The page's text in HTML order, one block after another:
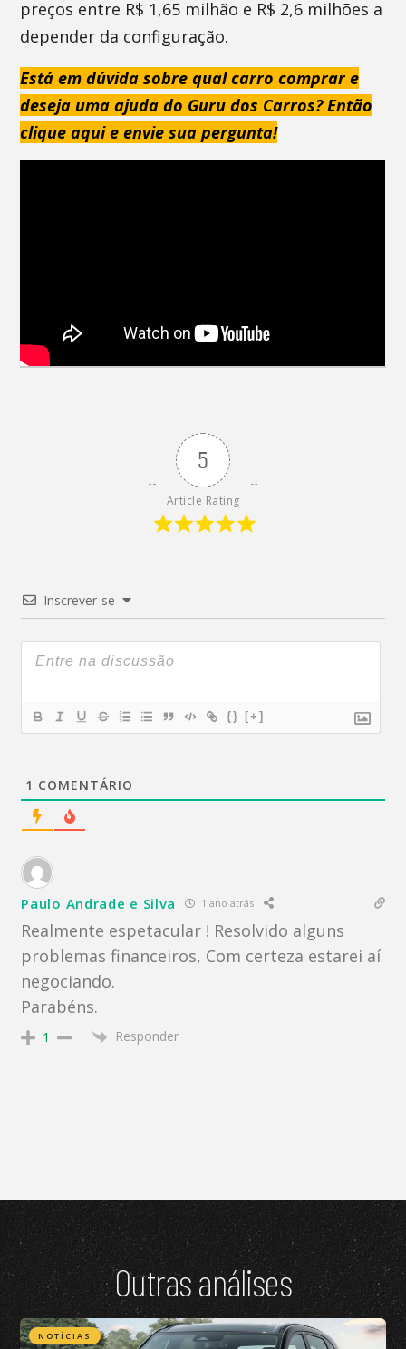
preços entre R$ 1,65 milhão e R$ 2,6 milhões a
depender da configuração.
Está em dúvida sobre qual carro comprar e
deseja uma ajuda do Guru dos Carros? Então
clique aqui e envie sua pergunta!
5
Article Rating
Inscrever-se
{} [+]
1 COMENTÁRIO
Paulo Andrade e Silva 1 ano atrás
Realmente espetacular ! Resolvido alguns
problemas financeiros, Com certeza estarei aí
negociando.
Parabéns.
1 Responder
Outras análises
NOTÍCIAS